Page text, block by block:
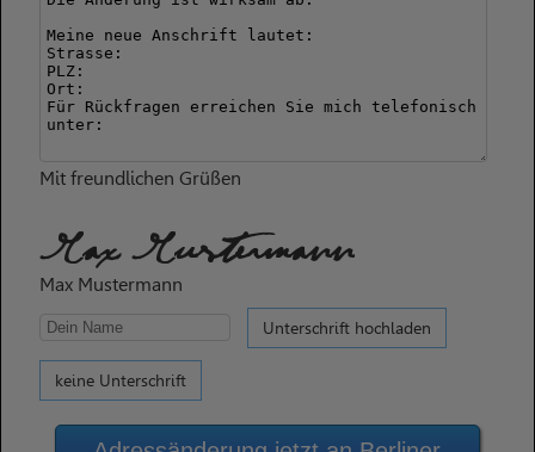
Mit freundlichen Grüßen
Max Mustermann
Max Mustermann
Unterschrift hochladen
keine Unterschrift